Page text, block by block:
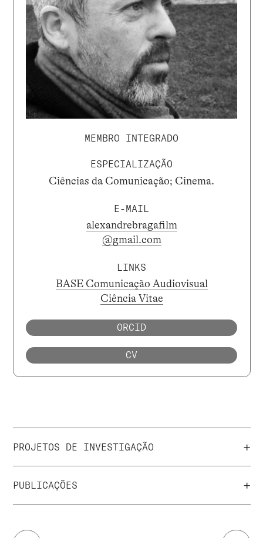
MEMBRO INTEGRADO
ESPECIALIZAÇÃO
Ciências da Comunicação; Cinema.
E-MAIL
alexandrebragafilm
@gmail.com
LINKS
BASE Comunicação Audiovisual
Ciência Vitae
ORCID
CV
PROJETOS DE INVESTIGAÇÃO +
PUBLICAÇÕES +